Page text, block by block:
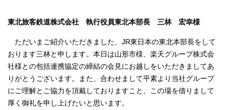
東北旅客鉄道株式会社 執行役員東北本部長 三林 宏幸様
ただいまご紹介いただきました、JR東日本の東北本部長をして
おります三林と申します。本日は山形市様、楽天グループ株式会
社様との包括連携協定の締結の会見にお越しをいただきましてあ
りがとうございます。また、合わせまして平素より当社グループ
にご理解とご協力を頂戴しておりますこと、この場を借りまして
厚く御礼を申し上げたいと思います。